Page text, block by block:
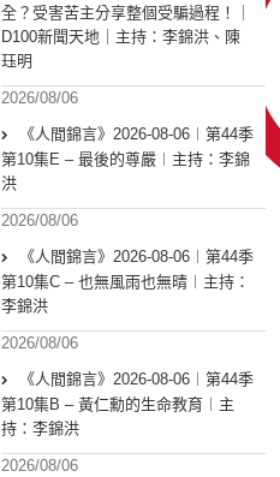
全？受害苦主分享整個受騙過程！｜
D100新聞天地｜主持：李錦洪、陳
珏明
2026/08/06
《人間錦言》2026-08-06︱第44季
第10集E – 最後的尊嚴︱主持：李錦
洪
2026/08/06
《人間錦言》2026-08-06︱第44季
第10集C – 也無風雨也無晴︱主持：
李錦洪
2026/08/06
《人間錦言》2026-08-06︱第44季
第10集B – 黃仁勳的生命教育︱主
持：李錦洪
2026/08/06